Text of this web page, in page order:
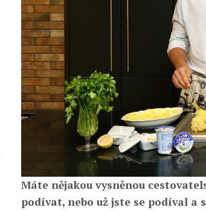
Máte nějakou vysněnou
podívat, nebo už jste se podíval a